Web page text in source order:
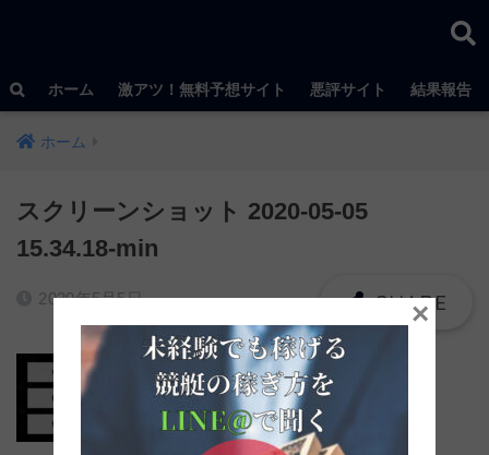
ホーム 激アツ！無料予想サイト 悪評サイト 結果報告
ホーム
スクリーンショット 2020-05-05
15.34.18-min
2020年5月5日 ×